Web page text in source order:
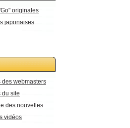
originales
japonaises
des webmasters
du site
des nouvelles
vidéos